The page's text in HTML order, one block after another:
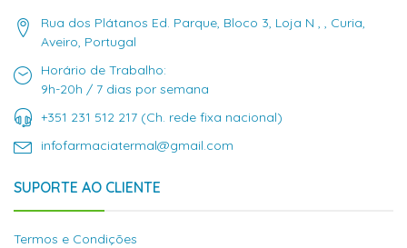
Rua dos Plátanos Ed. Parque, Bloco 3, Loja N , , Curia,
Aveiro, Portugal
Horário de Trabalho:
9h-20h / 7 dias por semana
+351 231 512 217 (Ch. rede fixa nacional)
infofarmaciatermal@gmail.com
SUPORTE AO CLIENTE
Termos e Condições